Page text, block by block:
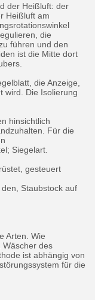
der Heißluft: der
Heißluft am
die
führen und den
ist die Mitte dort
die Anzeige,
wird. Die Isolierung
hinsichtlich
Für die
Siegelart.
gesteuert
Staubstock auf
Arten. Wie
Wäscher des
ist abhängig von
für die